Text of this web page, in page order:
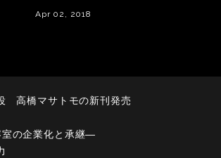
Apr 02, 2018
高橋マサトモの新刊発売
の企業化と承継―